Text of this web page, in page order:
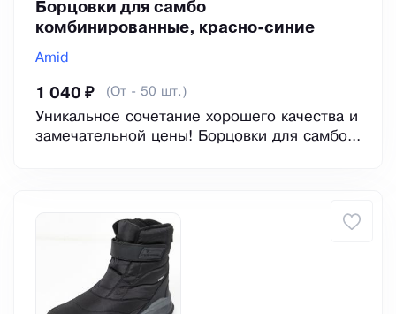
Борцовки для самбо
комбинированные, красно-синие
Amid
1 040 ₽ (От - 50 шт.)
Уникальное сочетание хорошего качества и
замечательной цены! Борцовки для самбо...